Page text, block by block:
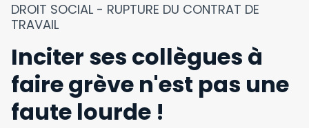
DROIT SOCIAL - RUPTURE DU CONTRAT DE
TRAVAIL
Inciter ses collègues à
faire grève n'est pas une
faute lourde !